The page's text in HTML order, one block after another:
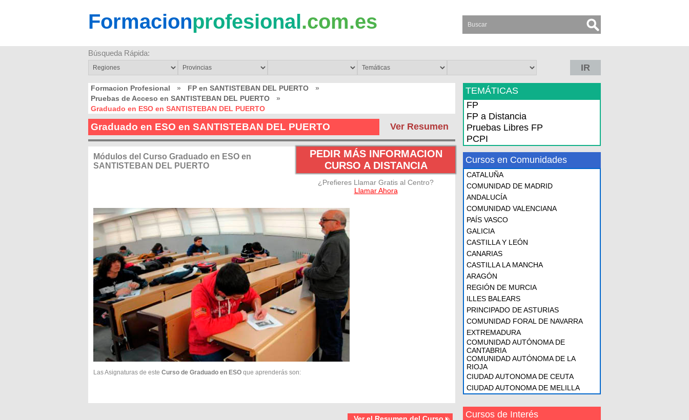
Formacionprofesional.com.es
Búsqueda Rápida:
IR
Formacion Profesional » FP en SANTISTEBAN DEL PUERTO
»
Pruebas de Acceso en SANTISTEBAN DEL PUERTO
»
Graduado en ESO en SANTISTEBAN DEL PUERTO
Ver Resumen
Graduado en ESO en SANTISTEBAN DEL PUERTO
PEDIR MÁS INFORMACION
CURSO A DISTANCIA
¿Prefieres Llamar Gratis al Centro?
Llamar Ahora
Módulos del Curso Graduado en ESO en
SANTISTEBAN DEL PUERTO
Las Asignaturas de este Curso de Graduado en ESO que aprenderás son:
TEMÁTICAS
FP
FP a Distancia
Pruebas Libres FP
PCPI
Cursos en Comunidades
CATALUÑA
COMUNIDAD DE MADRID
ANDALUCÍA
COMUNIDAD VALENCIANA
PAÍS VASCO
GALICIA
CASTILLA Y LEÓN
CANARIAS
CASTILLA LA MANCHA
ARAGÓN
REGIÓN DE MURCIA
ILLES BALEARS
PRINCIPADO DE ASTURIAS
COMUNIDAD FORAL DE NAVARRA
EXTREMADURA
COMUNIDAD AUTÓNOMA DE
CANTABRIA
COMUNIDAD AUTÓNOMA DE LA
RIOJA
CIUDAD AUTONOMA DE CEUTA
CIUDAD AUTONOMA DE MELILLA
Cursos de Interés